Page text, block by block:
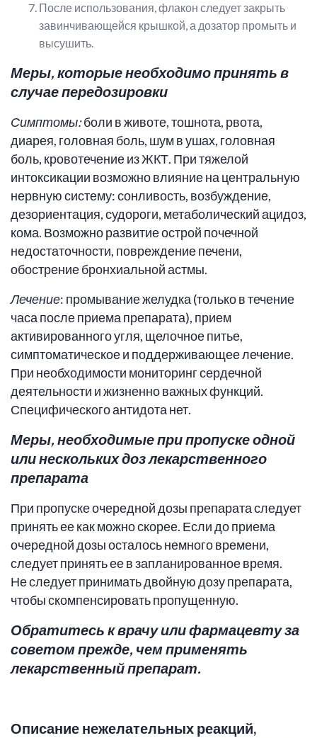
После использования, флакон следует закрыть
завинчивающейся крышкой, а дозатор промыть и
высушить.
Меры, которые необходимо принять в
случае передозировки
Симптомы:боли в животе, тошнота, рвота,
диарея, головная боль, шум в ушах, головная
боль, кровотечение из ЖКТ. При тяжелой
интоксикации возможно влияние на центральную
нервную систему: сонливость, возбуждение,
дезориентация, судороги, метаболический ацидоз,
кома. Возможно развитие острой почечной
недостаточности, повреждение печени,
обострение бронхиальной астмы.
Лечение: промывание желудка (только в течение
часа после приема препарата), прием
активированного угля, щелочное питье,
симптоматическое и поддерживающее лечение.
При необходимости мониторинг сердечной
деятельности и жизненно важных функций.
Специфического антидота нет.
Меры, необходимые при пропуске одной
или нескольких доз лекарственного
препарата
При пропуске очередной дозы препарата следует
принять ее как можно скорее. Если до приема
очередной дозы осталось немного времени,
следует принять ее в запланированное время.
Не следует принимать двойную дозу препарата,
чтобы скомпенсировать пропущенную.
Обратитесь к врачу или фармацевту за
советом прежде, чем применять
лекарственный препарат.
Описание нежелательных реакций,